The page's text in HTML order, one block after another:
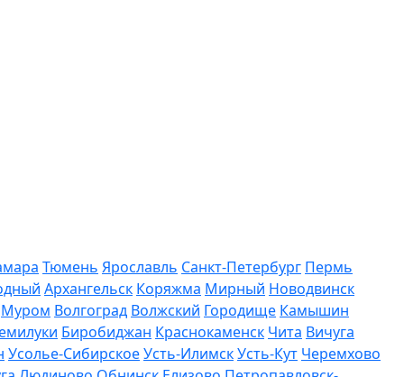
Тюмень Ярославль Санкт-Петербург Пермь
Архангельск Коряжма Мирный Новодвинск
Муром Волгоград Волжский Городище Камышин
Биробиджан Краснокаменск Чита Вичуга
Усолье-СибирскоеУсть-ИлимскУсть-Кут Черемхово